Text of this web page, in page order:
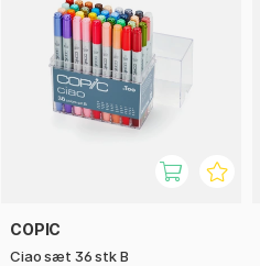
COPIC
Ciao sæt 36 stk B